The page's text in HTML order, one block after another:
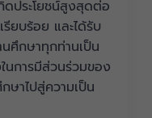
ดประโยชน์สูงสุดต่อ
ยบร้อย และได้รับ
ศึกษาทุกท่านเป็น
นการมีส่วนร่วมของ
ษาไปสู่ความเป็น